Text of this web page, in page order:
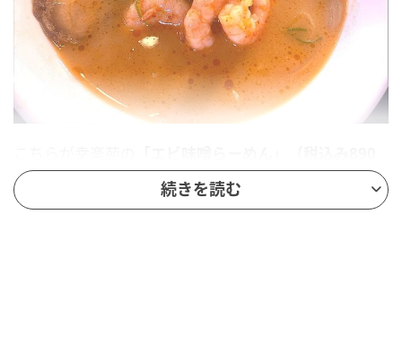
円）です。単品のほか、餃子やチャーハンとのお得な
セット注文もできます。
続きを読む